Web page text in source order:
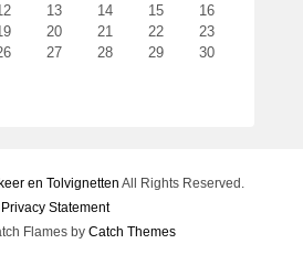
13 14 15
16
20 21 22
23
27 28 29
30
en Tolvignetten All Rights Reserved.
Privacy Statement
Flames by Catch Themes